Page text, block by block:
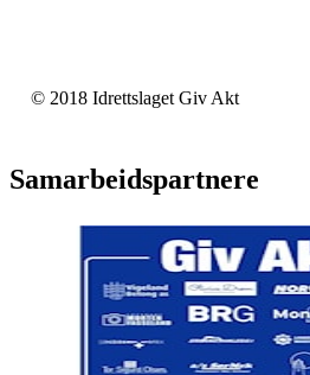
© 2018 Idrettslaget Giv Akt
Samarbeidspartnere